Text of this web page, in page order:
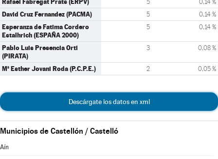
5 0,14 %
David Cruz Fernandez (PACMA) 5 0,14 %
Esperanza de Fatima Cordero
Estalhrich (ESPAÑA 2000)
5 0,14 %
Pablo Luis Presencia Orti
(PIRATA)
3 0,08 %
Mª Esther Jovani Roda (P.C.P.E.) 2 0,05 %
Descárgate los datos en xml
Municipios de Castellón / Castelló
Aín